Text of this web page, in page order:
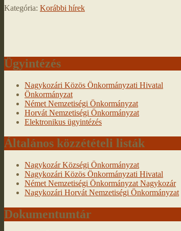
Kategória: Korábbi hírek
Ügyintézés
Nagykozári Közös Önkormányzati Hivatal
Önkormányzat
Német Nemzetiségi Önkormányzat
Horvát Nemzetiségi Önkormányzat
Elektronikus ügyintézés
Általános közzétételi listák
Nagykozár Községi Önkormányzat
Nagykozári Közös Önkormányzati Hivatal
Német Nemzetiségi Önkormányzat Nagykozár
Nagykozári Horvát Nemzetiségi Önkormányzat
Dokumentumtár